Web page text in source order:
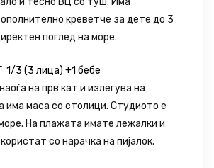
креветче за дете до 3
поглед на море.
1/3 (3 лица) +1 бебе
на прв кат и излегува на
има маса со столици. Студиото е
На плажата имате лежалки и
со нарачка на пијалок.